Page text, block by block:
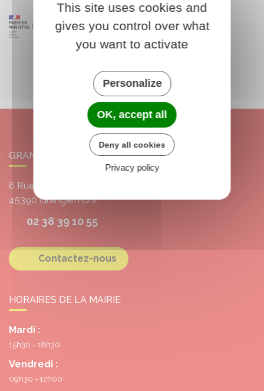
GRANGERMONT
6 Rue de l'École
45390Grangermont
02 38 39 10 55
Contactez-nous
HORAIRES DE LA MAIRIE
Mardi :
15h30 - 18h30
Vendredi :
09h30 - 12h00
This site uses cookies and
gives you control over what
you want to activate
Personalize
OK, accept all
Deny all cookies
Privacy policy